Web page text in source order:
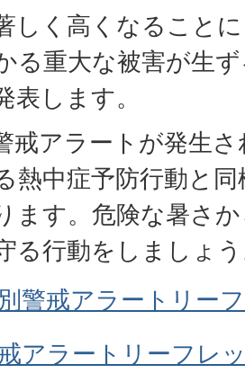
しく高くなること
る重大な被害が生
表します。
戒アラートが発生
熱中症予防行動と
ます。危険な暑さ
る行動をしましょ
警戒アラートリー
アラートリーフレ